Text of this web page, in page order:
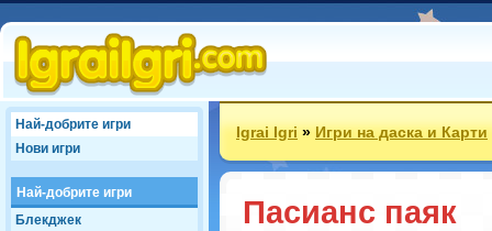
Най-добрите игри
Нови игри
Най-добрите игри
Блекджек
Igrai Igri»Игри на даска и Карти
Пасианс паяк